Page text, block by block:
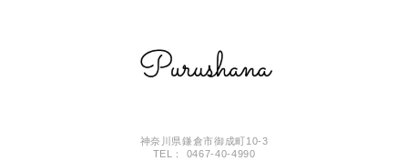
神奈川県鎌倉市御成町10-3
TEL： 0467-40-4990